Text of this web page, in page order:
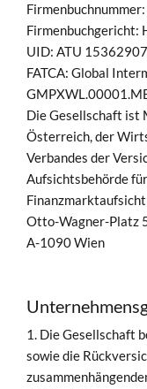
Firmenbuchgericht:
UID: ATU 15362907
FATCA: Global
Die Gesellschaft
Österreich, der
Verbandes der
Aufsichtsbehörde
Finanzmarktaufsicht
Otto-Wagner-Platz
A-1090 Wien
1. Die Gesellschaft
sowie die